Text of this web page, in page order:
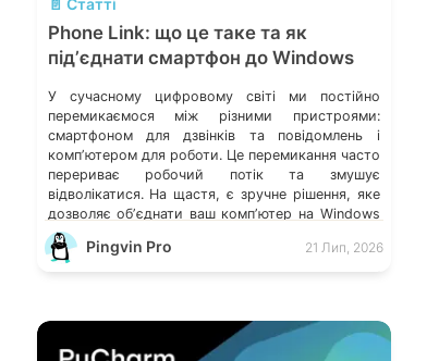
Phone Link: що це таке та як
підʼєднати смартфон до Windows
У сучасному цифровому світі ми постійно
перемикаємося між різними пристроями:
смартфоном для дзвінків та повідомлень і
компʼютером для роботи. Це перемикання часто
перериває робочий потік та змушує
відволікатися. На щастя, є зручне рішення, яке
дозволяє обʼєднати ваш компʼютер на Windows
із мобільним пристроєм, чи то Android, чи iOS.
Йдеться про застосунок Звʼязок зі смартфоном
Pingvin Pro 21 Лип, 2026